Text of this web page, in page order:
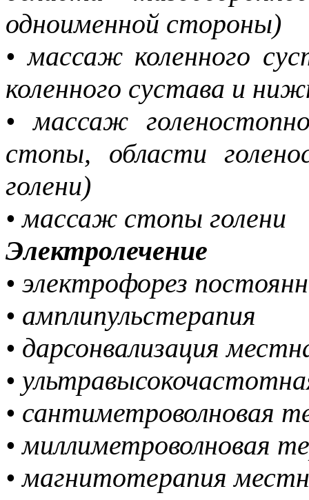
одноименной стороны)
• массаж коленного
коленного сустава и
• массаж
стопы, области
голени)
• массаж стопы голени
Электролечение
• электрофорез
• амплипульстерапия
• дарсонвализация
•
• сантиметроволновая
• миллиметроволновая
• магнитотерапия